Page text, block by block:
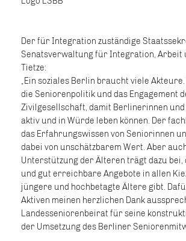
Der für Integration zuständige
Senatsverwaltung für Integration, Arbeit
Tietze:
„Ein soziales Berlin braucht viele
die Seniorenpolitik und das Engagement
Zivilgesellschaft, damit Berlinerinnen
aktiv und in Würde leben können. Der
das Erfahrungswissen von Seniorinnen
dabei von unschätzbarem Wert. Aber
Unterstützung der Älteren trägt dazu bei,
und gut erreichbare Angebote in allen
jüngere und hochbetagte Ältere gibt.
Aktiven meinen herzlichen Dank
Landesseniorenbeirat für seine
der Umsetzung des Berliner